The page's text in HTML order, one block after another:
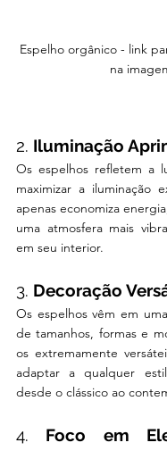
Espelho orgânico - link
na
2. Iluminação
Os espelhos refletem a
maximizar a iluminação
apenas economiza
uma atmosfera mais
em seu interior.
3. Decoração
Os espelhos vêm em
de tamanhos, formas e
os extremamente
adaptar a qualquer
desde o clássico ao
4. Foco em